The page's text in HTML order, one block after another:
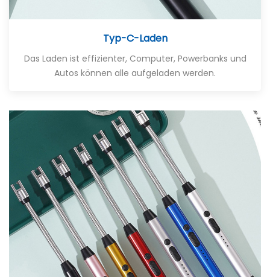
Typ-C-Laden
Das Laden ist effizienter, Computer, Powerbanks und
Autos können alle aufgeladen werden.